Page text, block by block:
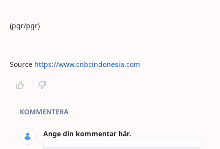
(pgr/pgr)
Source https://www.cnbcindonesia.com
Kommentarer
KOMMENTERA
Ange din kommentar här.